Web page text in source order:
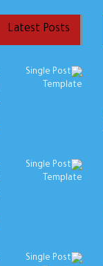
Latest Posts